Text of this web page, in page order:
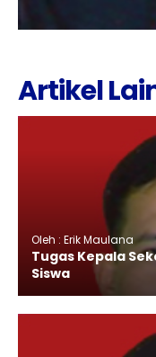
Artikel
Oleh : Erik Maulana
Tugas Kepala
Siswa